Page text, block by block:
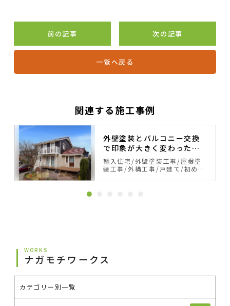
前の記事 次の記事
一覧へ戻る
関連する施工事例
外壁塗装とバルコニー交換
で印象が大きく変わったス
ウェーデンハウス
輸入住宅 外壁塗装工事
屋根塗
装工事 外構工事 戸建て 初めて
ジュ・ブラウン系 カラーシミュ
WORKS
ナガモチワークス
カテゴリー別一覧